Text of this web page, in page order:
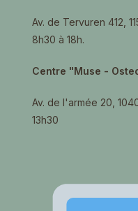
Av. de Tervuren 412,
8h30 à 18h.
Centre "Muse -
Av. de l'armée 20,
13h30